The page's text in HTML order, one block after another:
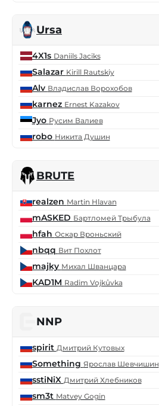
Ursa
4X1s Daniils Jaciks
Salazar Kirill Rautskiy
Alv Владислав Ворохобов
karnez Ernest Kazakov
Jyo Русим Валиев
robo Никита Душин
BRUTE
realzen Martin Hlavan
mASKED Бартломей Трыбула
hfah Оскар Вроньский
nbqq Вит Похлот
majky Михал Шванцара
KAD1M Radim Vojkůvka
NNP
spirit Дмитрий Кутовых
Something Ярослав Шевчишин
sstiNiX Дмитрий Хлебников
sm3t Matvey Gogin